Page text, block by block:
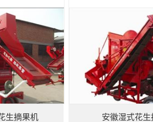
生摘果机 安徽湿式花生